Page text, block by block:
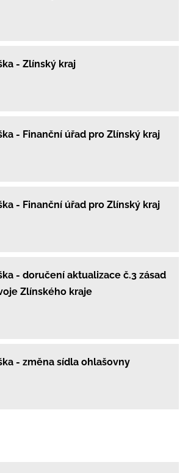
- Zlínský kraj
- Finanční úřad pro Zlínský kraj
- Finanční úřad pro Zlínský kraj
- doručení aktualizace č.3 zásad
Zlínského kraje
- změna sídla ohlašovny